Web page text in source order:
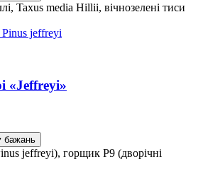
Taxus media Hillii, вічнозелені тиси
«Jeffreyi»
бажань
jeffreyi), горщик Р9 (дворічні